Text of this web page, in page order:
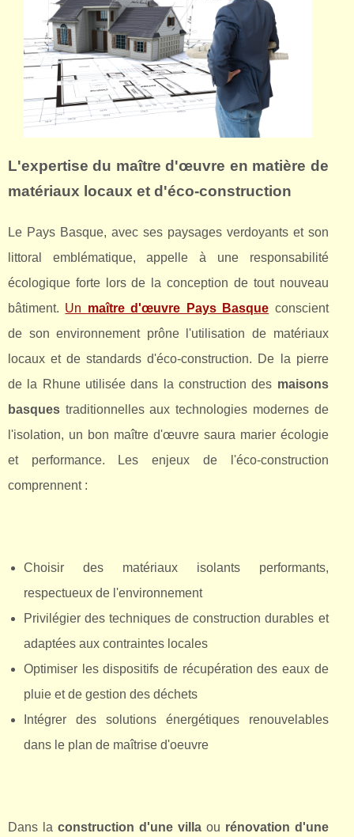
L'expertise du maître d'œuvre en matière de
matériaux locaux et d'éco-construction
Le Pays Basque, avec ses paysages verdoyants et son
littoral emblématique, appelle à une responsabilité
écologique forte lors de la conception de tout nouveau
bâtiment. Un maître d'œuvre Pays Basque conscient
de son environnement prône l'utilisation de matériaux
locaux et de standards d'éco-construction. De la pierre
de la Rhune utilisée dans la construction des maisons
basques traditionnelles aux technologies modernes de
l'isolation, un bon maître d'œuvre saura marier écologie
et performance. Les enjeux de l'éco-construction
comprennent :
Choisir des matériaux isolants performants,
respectueux de l'environnement
Privilégier des techniques de construction durables et
adaptées aux contraintes locales
Optimiser les dispositifs de récupération des eaux de
pluie et de gestion des déchets
Intégrer des solutions énergétiques renouvelables
dans le plan de maîtrise d'oeuvre
Dans la construction d'une villaou rénovation d'une